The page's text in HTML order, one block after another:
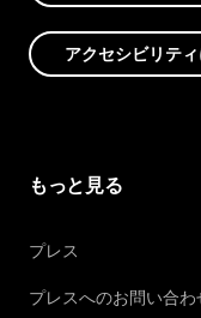
アクセシビリテ
もっと見る
プレス
プレスへのお問い合わ